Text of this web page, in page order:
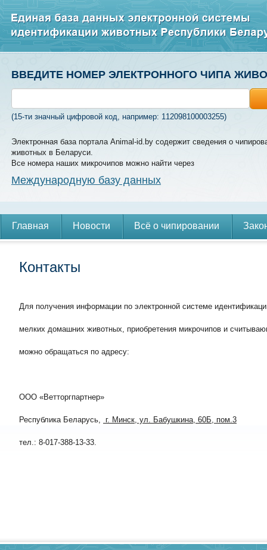
ВВЕДИТЕ НОМЕР ЭЛЕКТРОННОГО ЧИПА
(15-ти значный цифровой код, например: 112098100003255)
Электронная база портала Animal-id.by содержит сведения о
животных в Беларуси.
Все номера наших микрочипов можно найти через
Международную базу данных
Главная Новости Всё о чипировании
Контакты
Для получения информации по электронной системе
мелких домашних животных, приобретения микрочипов и
можно обращаться по адресу:
ООО «Ветторгпартнер»
Республика Беларусь, г. Минск, ул. Бабушкина, 60Б, пом.3
тел.: 8-017-388-13-33.